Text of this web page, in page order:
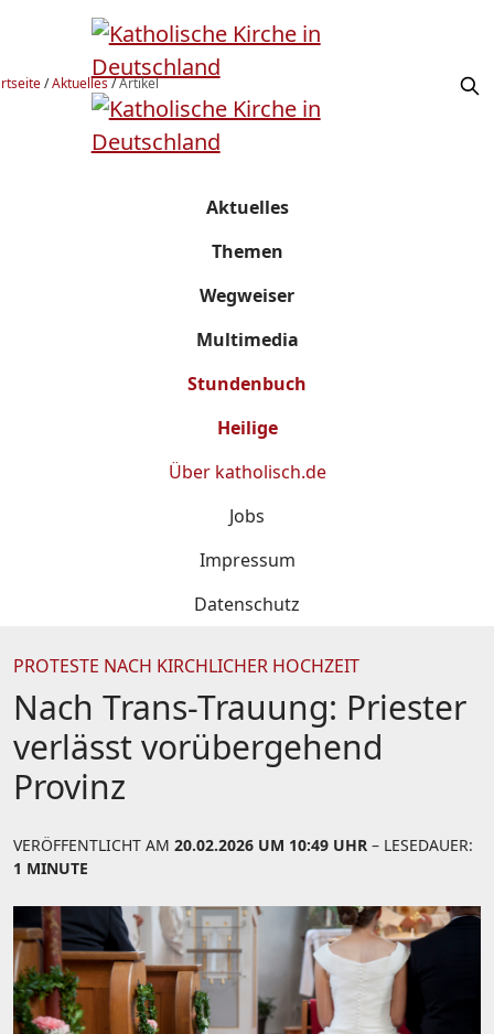
/Aktuelles/Artikel
Aktuelles
Themen
Wegweiser
Multimedia
Stundenbuch
Heilige
Über katholisch.de
Jobs
Impressum
Datenschutz
PROTESTE NACH KIRCHLICHER HOCHZEIT
Nach Trans-Trauung: Priester
verlässt vorübergehend
Provinz
VERÖFFENTLICHT AM 20.02.2026 UM 10:49 UHR – LESEDAUER:
1 MINUTE